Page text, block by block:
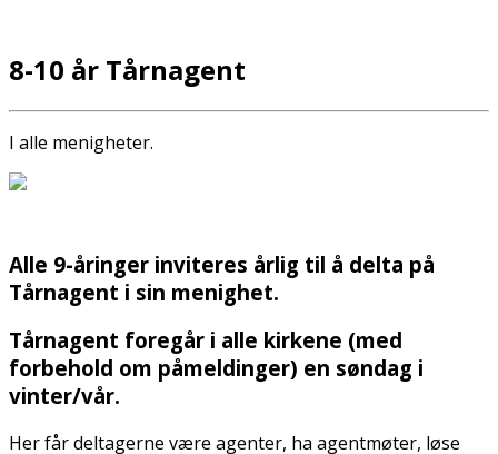
8-10 år Tårnagent
I alle menigheter.
Alle 9-åringer inviteres årlig til å delta på
Tårnagent i sin menighet.
Tårnagent foregår i alle kirkene (med
forbehold om påmeldinger) en søndag i
vinter/vår.
Her får deltagerne være agenter, ha agentmøter, løse